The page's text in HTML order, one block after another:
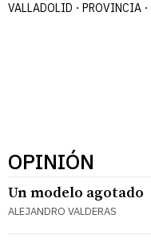
VALLADOLID PROVINCIA
OPINIÓN
Un modelo agotado
ALEJANDRO VALDERAS